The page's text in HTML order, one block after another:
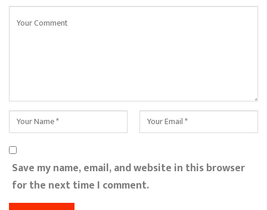
Save my name, email, and website in this browser
for the next time I comment.